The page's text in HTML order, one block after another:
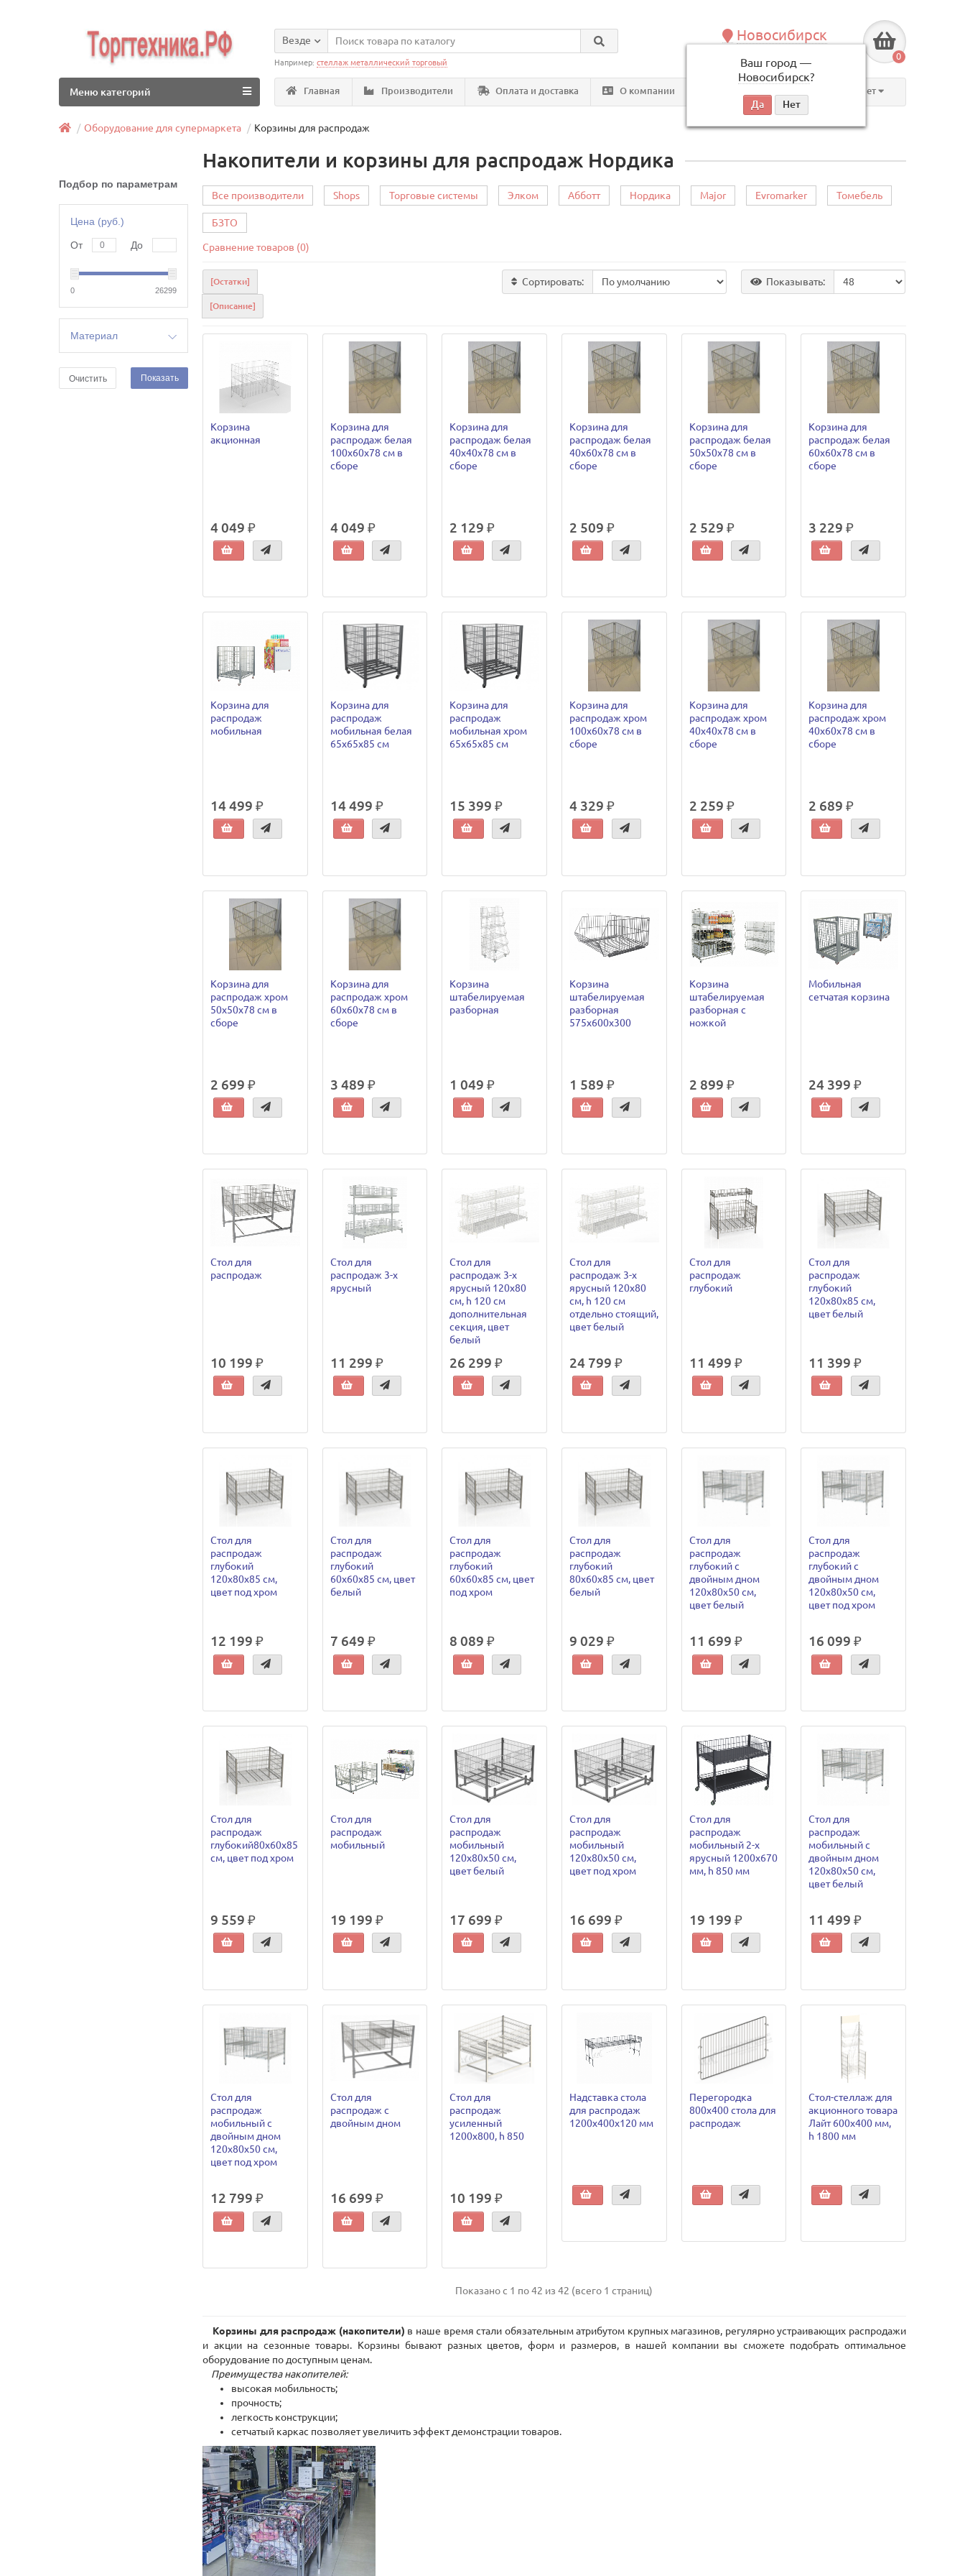
Новосибирск
Ваш город —
Новосибирск?
по будням, с 09:00 до 18:00
0
Везде
Например:стеллаж металлический торговый
Главная Производители Оплата и доставка О компании Личный кабинет
Меню категорий
Оборудование для супермаркета Корзины для распродаж
Подбор по параметрам
Цена (руб.)
От До
0 26299
Материал
сталь
Очистить Показать
Накопители и корзины для распродаж Нордика
Все производители Shops Торговые системы Элком Абботт Нордика Major Evromarker Томебель
БЗТО
Сравнение товаров (0)
[Остатки]
[Описание]
Сортировать: Показывать:
Корзина
акционная
4 049 ₽
Корзина для
распродаж белая
100х60х78 см в
сборе
4 049 ₽
Корзина для
распродаж белая
40х40х78 см в
сборе
2 129 ₽
Корзина для
распродаж белая
40х60х78 см в
сборе
2 509 ₽
Корзина для
распродаж белая
50х50х78 см в
сборе
2 529 ₽
Корзина для
распродаж белая
60х60х78 см в
сборе
3 229 ₽
Корзина для
распродаж
мобильная
14 499 ₽
Корзина для
распродаж
мобильная белая
65х65х85 см
14 499 ₽
Корзина для
распродаж
мобильная хром
65х65х85 см
15 399 ₽
Корзина для
распродаж хром
100х60х78 см в
сборе
4 329 ₽
Корзина для
распродаж хром
40х40х78 см в
сборе
2 259 ₽
Корзина для
распродаж хром
40х60х78 см в
сборе
2 689 ₽
Корзина для
распродаж хром
50х50х78 см в
сборе
2 699 ₽
Корзина для
распродаж хром
60х60х78 см в
сборе
3 489 ₽
Корзина
штабелируемая
разборная
1 049 ₽
Корзина
штабелируемая
разборная
575х600х300
1 589 ₽
Корзина
штабелируемая
разборная с
ножкой
2 899 ₽
Мобильная
сетчатая корзина
24 399 ₽
Стол для
распродаж
10 199 ₽
Стол для
распродаж 3-х
ярусный
11 299 ₽
Стол для
распродаж 3-х
ярусный 120х80
см, h 120 см
дополнительная
секция, цвет
белый
26 299 ₽
Стол для
распродаж 3-х
ярусный 120х80
см, h 120 см
отдельно стоящий,
цвет белый
24 799 ₽
Стол для
распродаж
глубокий
11 499 ₽
Стол для
распродаж
глубокий
120х80х85 см,
цвет белый
11 399 ₽
Стол для
распродаж
глубокий
120х80х85 см,
цвет под хром
12 199 ₽
Стол для
распродаж
глубокий
60х60х85 см, цвет
белый
7 649 ₽
Стол для
распродаж
глубокий
60х60х85 см, цвет
под хром
8 089 ₽
Стол для
распродаж
глубокий
80х60х85 см, цвет
белый
9 029 ₽
Стол для
распродаж
глубокий с
двойным дном
120х80х50 см,
цвет белый
11 699 ₽
Стол для
распродаж
глубокий с
двойным дном
120х80х50 см,
цвет под хром
16 099 ₽
Стол для
распродаж
глубокий80х60х85
см, цвет под хром
9 559 ₽
Стол для
распродаж
мобильный
19 199 ₽
Стол для
распродаж
мобильный
120х80х50 см,
цвет белый
17 699 ₽
Стол для
распродаж
мобильный
120х80х50 см,
цвет под хром
16 699 ₽
Стол для
распродаж
мобильный 2-х
ярусный 1200х670
мм, h 850 мм
19 199 ₽
Стол для
распродаж
мобильный с
двойным дном
120х80х50 см,
цвет белый
11 499 ₽
Стол для
распродаж
мобильный с
двойным дном
120х80х50 см,
цвет под хром
12 799 ₽
Стол для
распродаж с
двойным дном
16 699 ₽
Стол для
распродаж
усиленный
1200х800, h 850
10 199 ₽
Надставка стола
для распродаж
1200х400х120 мм
Перегородка
800х400 стола для
распродаж
Стол-стеллаж для
акционного товара
Лайт 600х400 мм,
h 1800 мм
Показано с 1 по 42 из 42 (всего 1 страниц)
Корзины для распродаж (накопители) в наше время стали обязательным атрибутом крупных магазинов, регулярно устраивающих распродажи
и акции на сезонные товары. Корзины бывают разных цветов, форм и размеров, в нашей компании вы сможете подобрать оптимальное
оборудование по доступным ценам.
Преимущества накопителей:
высокая мобильность;
прочность;
легкость конструкции;
сетчатый каркас позволяет увеличить эффект демонстрации товаров.